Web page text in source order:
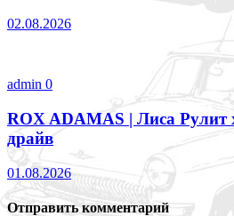
02.08.2026
admin 0
ROX ADAMAS | Лиса Рулит
драйв
01.08.2026
Отправить комментарий